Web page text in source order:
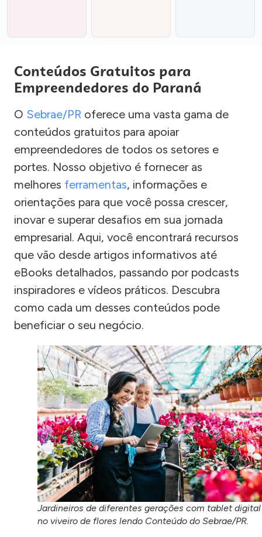
Conteúdos Gratuitos para
Empreendedores do Paraná
O Sebrae/PR oferece uma vasta gama de
conteúdos gratuitos para apoiar
empreendedores de todos os setores e
portes. Nosso objetivo é fornecer as
melhores ferramentas, informações e
orientações para que você possa crescer,
inovar e superar desafios em sua jornada
empresarial. Aqui, você encontrará recursos
que vão desde artigos informativos até
eBooks detalhados, passando por podcasts
inspiradores e vídeos práticos. Descubra
como cada um desses conteúdos pode
beneficiar o seu negócio.
Jardineiros de diferentes gerações com tablet digital
no viveiro de flores lendo Conteúdo do Sebrae/PR.